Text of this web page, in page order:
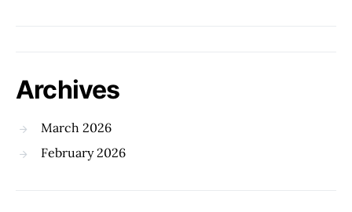
Archives
March 2026
February 2026